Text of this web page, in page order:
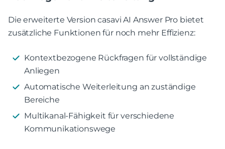
Die erweiterte Version casavi AI Answer Pro bietet
zusätzliche Funktionen für noch mehr Effizienz:
Kontextbezogene Rückfragen für vollständige
Anliegen
Automatische Weiterleitung an zuständige
Bereiche
Multikanal-Fähigkeit für verschiedene
Kommunikationswege